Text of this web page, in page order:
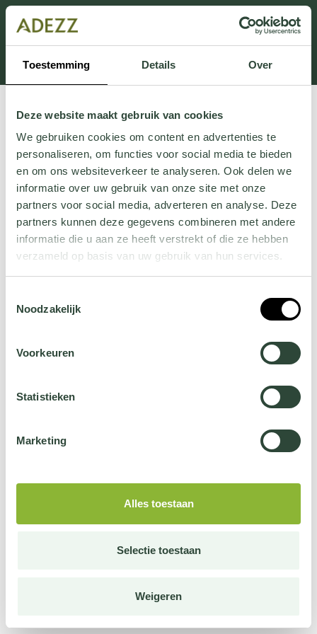
Toestemming Details Over
Deze website maakt gebruik van cookies
We gebruiken cookies om content en advertenties te
personaliseren, om functies voor social media te bieden
en om ons websiteverkeer te analyseren. Ook delen we
informatie over uw gebruik van onze site met onze
partners voor social media, adverteren en analyse. Deze
partners kunnen deze gegevens combineren met andere
informatie die u aan ze heeft verstrekt of die ze hebben
verzameld op basis van uw gebruik van hun services.
jehier.
Noodzakelijk
Voorkeuren
Statistieken
Marketing
Alles toestaan
Selectie toestaan
Weigeren
Dit onderdeel is momenteel in onderhoud.
Als je informatie mist kun je ons bellen +31 413 274
168 of mailen
Customersupport@adezz.com.